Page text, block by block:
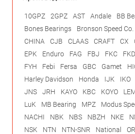
10GPZ 2GPZ AST Andale BB
Bones Bearings
Bronson Speed Co.
CHINA
CJB CLAAS CRAFT CX
EPK
Enduro FAG FBJ FKC FKD
FYH
Febi Fersa GBC Gamet
Harley Davidson
Honda IJK IKO
JNS
JRH KAYO KBC KOYO
LuK
MB Bearing MPZ
Modus
NACHI
NBK NBS NBZH NKE
NSK
NTN NTN-SNR National